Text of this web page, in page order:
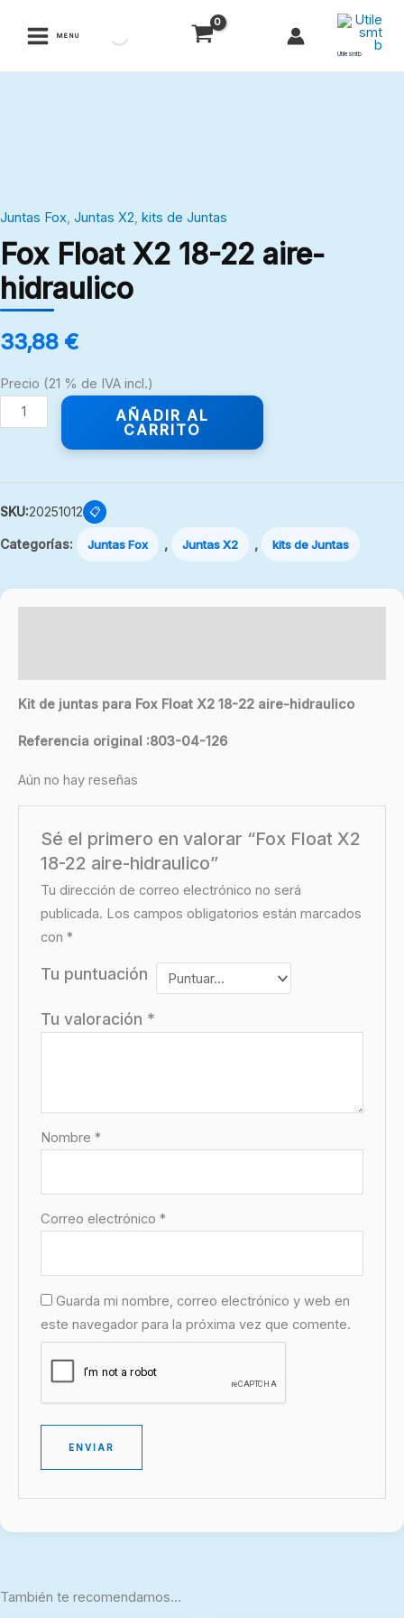
MENU
Utilesmtb
Juntas Fox, Juntas X2, kits de Juntas
Fox Float X2 18-22 aire-
hidraulico
33,88 €
Precio (21 % de IVA incl.)
aire-
hidraulico
cantidad
AÑADIR AL
CARRITO
SKU:20251012 📋
Categorías: Juntas Fox , Juntas X2 , kits de Juntas
Kit de juntas para Fox Float X2 18-22 aire-hidraulico
Referencia original :803-04-126
Aún no hay reseñas
Sé el primero en valorar “Fox Float X2
18-22 aire-hidraulico”
Tu dirección de correo electrónico no será
publicada. Los campos obligatorios están marcados
con*
Tu puntuación
Tu valoración *
Nombre*
Correo electrónico*
Guarda mi nombre, correo electrónico y web en
este navegador para la próxima vez que comente.
También te recomendamos…